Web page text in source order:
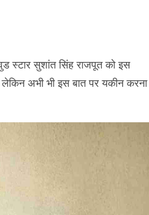
स्टार सुशांत सिंह राजपूत को इस
अभी भी इस बात पर यकीन करना